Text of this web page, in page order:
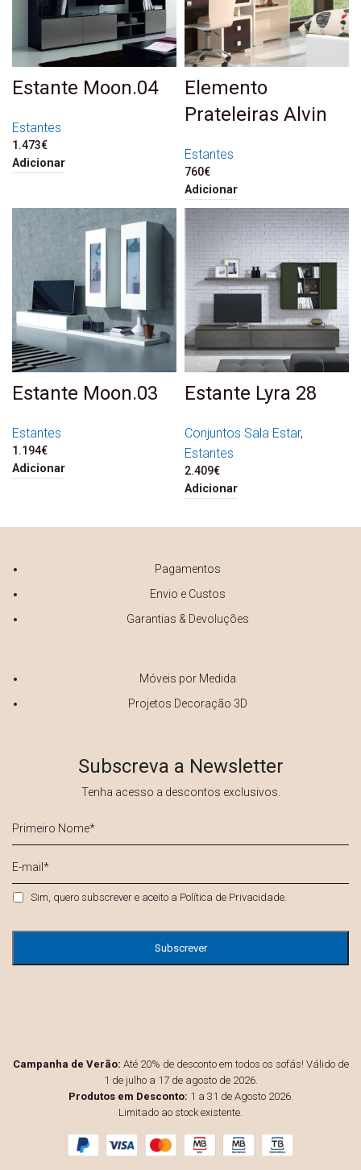
Estante Moon.04
Estantes
1.473€
Adicionar
Elemento
Prateleiras Alvin
Estantes
760€
Adicionar
Estante Moon.03
Estantes
1.194€
Adicionar
Estante Lyra 28
Conjuntos Sala Estar,
Estantes
2.409€
Adicionar
Pagamentos
Envio e Custos
Garantias & Devoluções
Móveis por Medida
Projetos Decoração 3D
Subscreva a Newsletter
Tenha acesso a descontos exclusivos.
Nome
*
mail
Privacidade *
Sim, quero subscrever e aceito a Política de Privacidade.
Campanha de Verão: Até 20% de desconto em todos os sofás! Válido de
1 de julho a 17 de agosto de 2026.
Produtos em Desconto: 1 a 31 de Agosto 2026.
Limitado ao stock existente.